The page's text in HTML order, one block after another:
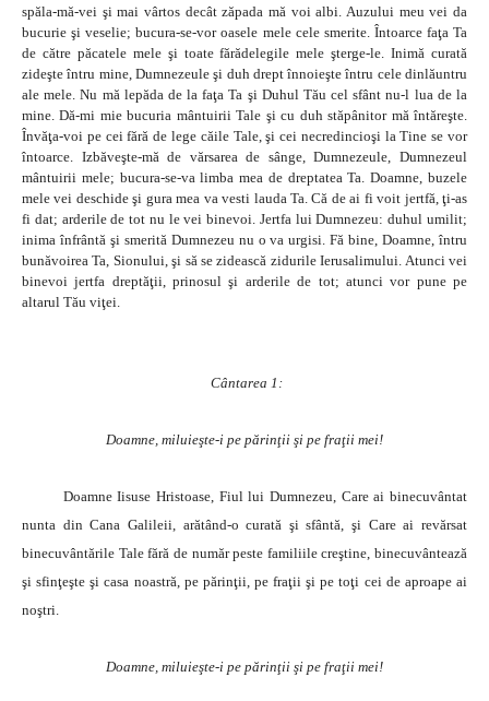
spăla-mă-vei şi mai vârtos decât zăpada mă voi albi. Auzului meu vei da
bucurie şi veselie; bucura-se-vor oasele mele cele smerite. Întoarce faţa Ta
de către păcatele mele şi toate fărădelegile mele şterge-le. Inimă curată
zideşte întru mine, Dumnezeule şi duh drept înnoieşte întru cele dinlăuntru
ale mele. Nu mă lepăda de la faţa Ta şi Duhul Tău cel sfânt nu-l lua de la
mine. Dă-mi mie bucuria mântuirii Tale şi cu duh stăpânitor mă întăreşte.
Învăţa-voi pe cei fără de lege căile Tale, şi cei necredincioşi la Tine se vor
întoarce. Izbăveşte-mă de vărsarea de sânge, Dumnezeule, Dumnezeul
mântuirii mele; bucura-se-va limba mea de dreptatea Ta. Doamne, buzele
mele vei deschide şi gura mea va vesti lauda Ta. Că de ai fi voit jertfă, ţi-as
fi dat; arderile de tot nu le vei binevoi. Jertfa lui Dumnezeu: duhul umilit;
inima înfrântă şi smerită Dumnezeu nu o va urgisi. Fă bine, Doamne, întru
bunăvoirea Ta, Sionului, şi să se zidească zidurile Ierusalimului. Atunci vei
binevoi jertfa dreptăţii, prinosul şi arderile de tot; atunci vor pune pe
altarul Tău viţei.
Cântarea 1:
Doamne, miluieşte-i pe părinţii şi pe fraţii mei!
Doamne Iisuse Hristoase, Fiul lui Dumnezeu, Care ai binecuvântat
nunta din Cana Galileii, arătând-o curată şi sfântă, şi Care ai revărsat
binecuvântările Tale fără de număr peste familiile creştine, binecuvântează
şi sfinţeşte şi casa noastră, pe părinţii, pe fraţii şi pe toţi cei de aproape ai
noştri.
Doamne, miluieşte-i pe părinţii şi pe fraţii mei!